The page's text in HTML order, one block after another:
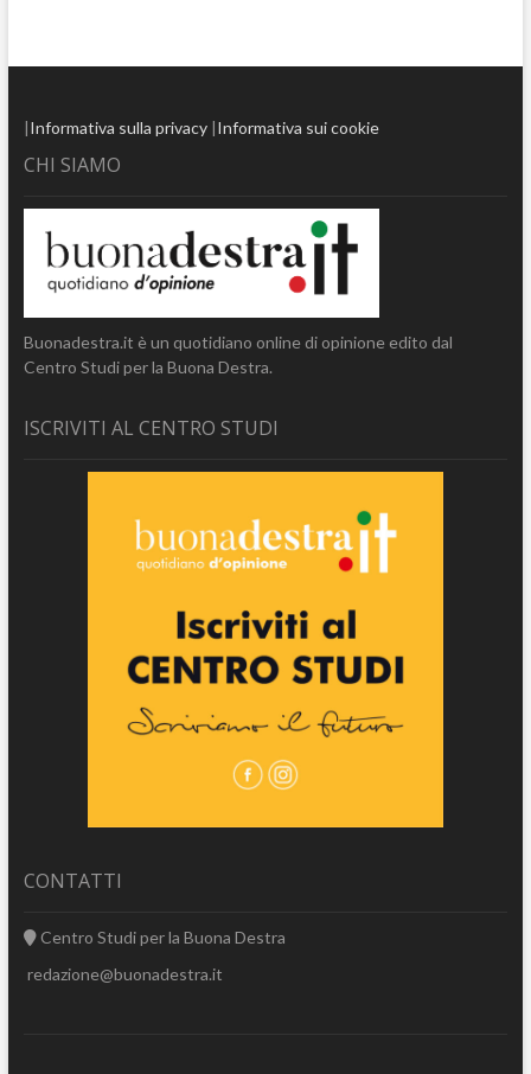
|Informativa sulla privacy|Informativa sui cookie
CHI SIAMO
Buonadestra.it è un quotidiano online di opinione edito dal
Centro Studi per la Buona Destra.
ISCRIVITI AL CENTRO STUDI
CONTATTI
Centro Studi per la Buona Destra
redazione@buonadestra.it